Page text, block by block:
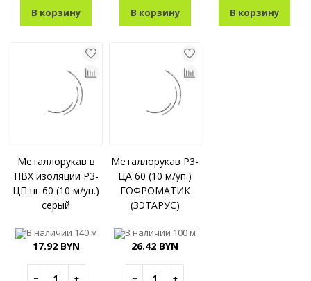
В корзину В корзину В корзину
Металлорукав в
ПВХ изоляции Р3-
ЦП нг 60 (10 м/уп.)
серый
(ЗЭТАРУС)
В наличии 140 м
17.92 BYN
− +
Металлорукав Р3-
ЦА 60 (10 м/уп.)
ГОФРОМАТИК
(ЗЭТАРУС)
В наличии 100 м
26.42 BYN
− +